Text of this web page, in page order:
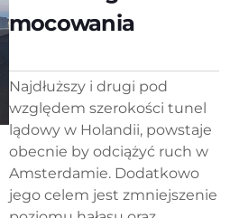
mocowania
Najdłuższy i drugi pod
względem szerokości tunel
lądowy w Holandii, powstaje
obecnie by odciążyć ruch w
Amsterdamie. Dodatkowo
jego celem jest zmniejszenie